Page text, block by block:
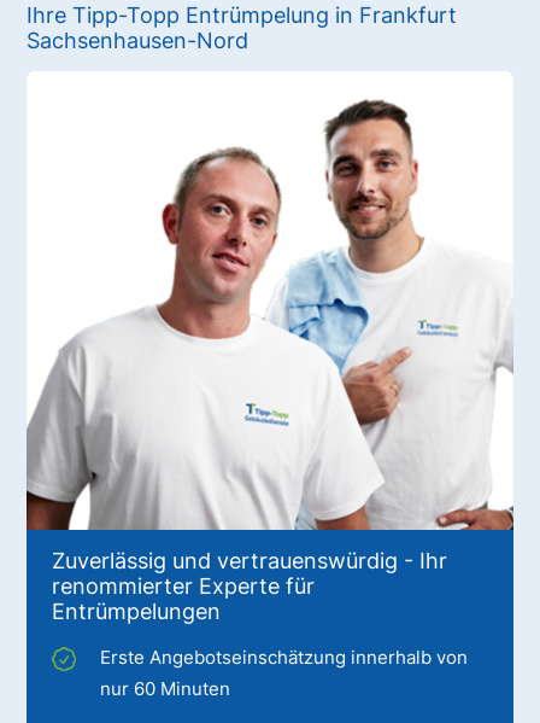
Ihre Tipp-Topp Entrümpelung in Frankfurt
Sachsenhausen-Nord
Zuverlässig und vertrauenswürdig - Ihr
renommierter Experte für
Entrümpelungen
Erste Angebotseinschätzung innerhalb von
nur 60 Minuten